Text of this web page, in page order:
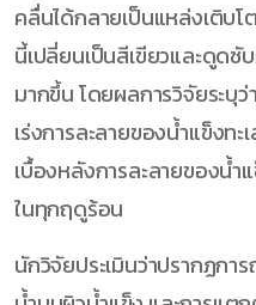
คลื่นได้กลายเป็นแหล่งเติบโ
นี้เปลี่ยนเป็นสีเขียวและดูด
มากขึ้น โดยผลการวิจัยระบุ
เร่งการละลายของน้ำแข็ง
เบื้องหลังการละลายของน้ำ
ในทุกฤดูร้อน
นักวิจัยประเมินว่าปรากฏก